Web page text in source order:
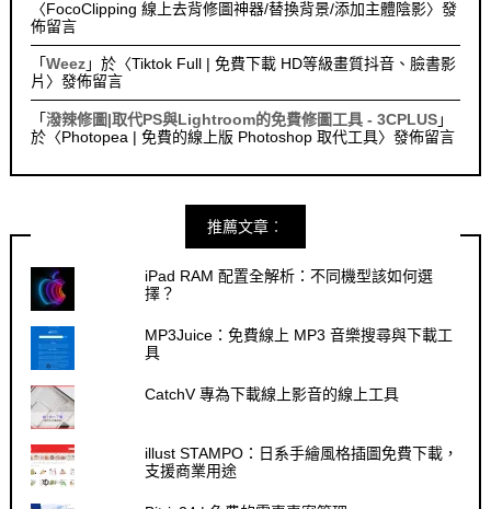
〈FocoClipping 線上去背修圖神器/替換背景/添加主體陰影〉發
佈留言
「Weez」於〈Tiktok Full | 免費下載 HD等級畫質抖音、臉書影
片 〉發佈留言
「潑辣修圖|取代PS與Lightroom的免費修圖工具 - 3CPLUS」
於〈Photopea | 免費的線上版 Photoshop 取代工具〉發佈留言
推薦文章︰
iPad RAM 配置全解析：不同機型該如何選
擇？
MP3Juice：免費線上 MP3 音樂搜尋與下載工
具
CatchV 專為下載線上影音的線上工具
illust STAMPO：日系手繪風格插圖免費下載，
支援商業用途